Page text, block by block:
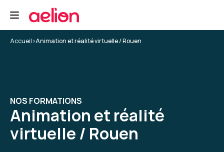
Accueil>Animation et réalité virtuelle / Rouen
NOS FORMATIONS
Animation et réalité
virtuelle / Rouen